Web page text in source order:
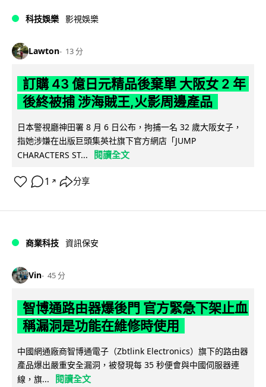
科技娛樂 影視娛樂
Lawton 13 分
訂購 43 億日元精品後棄單 大阪女 2 年
後終被捕 涉海賊王,火影周邊產品
日本警視廳神田署 8 月 6 日公布，拘捕一名 32 歲大阪女子，
指她涉嫌在出版巨頭集英社旗下官方網店「JUMP
CHARACTERS ST...
閱讀全文
1 ↗ 分享
商業科技 資訊保安
Vin 45 分
智博通路由器爆後門 官方緊急下架止血
稱漏洞是功能在維修時使用
中國網通廠商智博通電子（Zbtlink Electronics）旗下的路由器
產品爆出嚴重安全漏洞，被發現每 35 秒便會與中國伺服器連
線，旗...
閱讀全文